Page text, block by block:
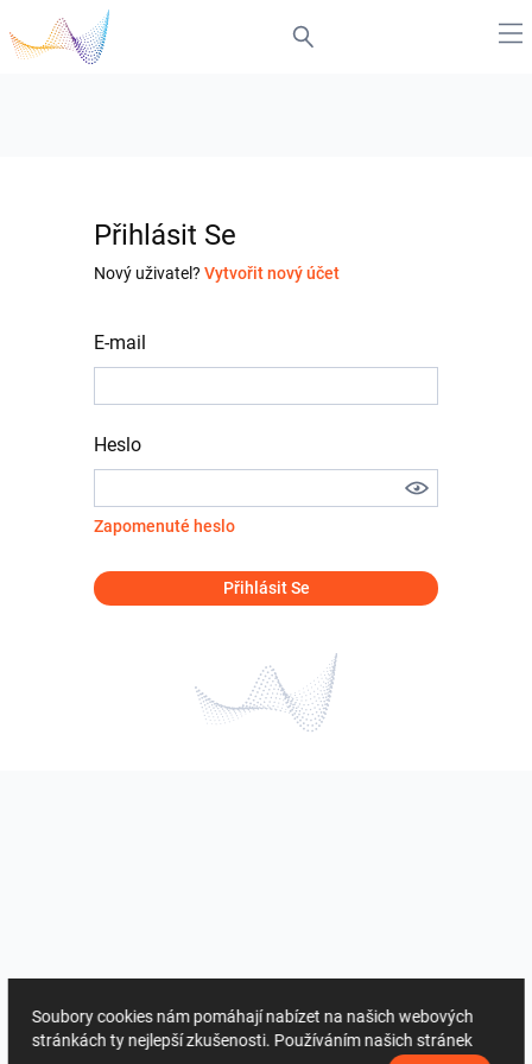
Přihlásit Se
Nový uživatel? Vytvořit nový účet
E-mail
Heslo
Zapomenuté heslo
Přihlásit Se
Soubory cookies nám pomáhají nabízet na našich webových
stránkách ty nejlepší zkušenosti. Používáním našich stránek